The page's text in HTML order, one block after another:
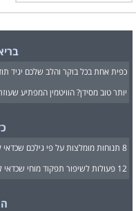
כפית אחת בכל בוקר והלב שלכם יגיד
יותר טוב מסידן? הוויטמין המפתיע
8 תנוחות מומלצות על פי גילכם שכדאי לנסות כבר הלילה במיטה
12 פעולות לשיפור תפקוד מוחי שכדאי לכם לבצע, במיוחד את 6!